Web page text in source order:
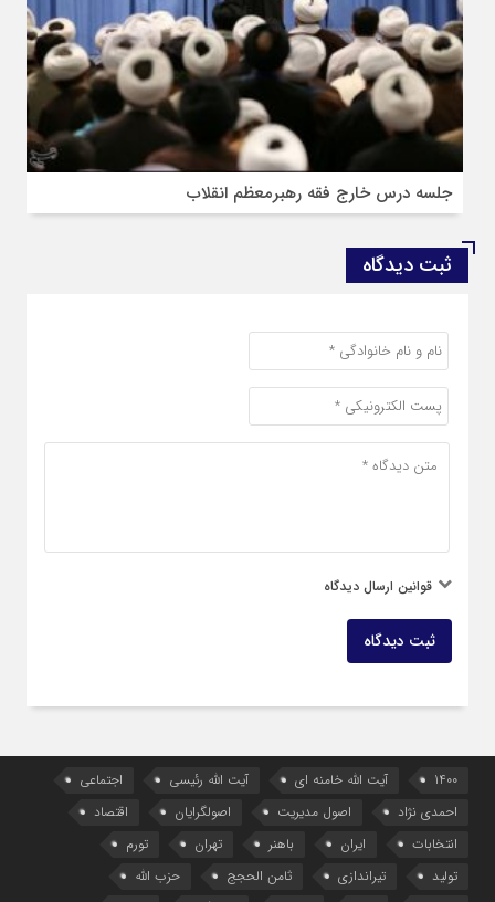
جلسه درس خارج فقه رهبرمعظم انقلاب
ثبت دیدگاه
قوانین ارسال دیدگاه
ثبت دیدگاه
1400 آیت الله خامنه ای آیت الله رئیسی
اجتماعی
احمدی نژاد
اصول مدیریت اصولگرایان
اقتصاد
انتخابات
ایران باهنر تهران
تورم
تولید
تیراندازی ثامن الحجج
حزب الله